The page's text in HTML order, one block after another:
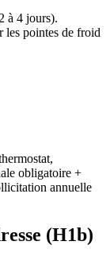
à 4 jours).
les pointes de froid
obligatoire +
annuelle
(H1b)